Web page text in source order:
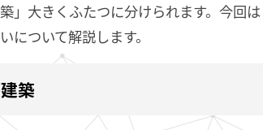
」大きくふたつに分けられます。今回は
ついて解説します。
築